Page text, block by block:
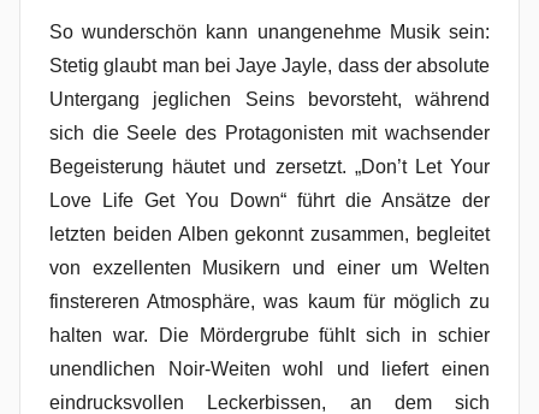
So wunderschön kann unangenehme Musik sein:
Stetig glaubt man bei Jaye Jayle, dass der absolute
Untergang jeglichen Seins bevorsteht, während
sich die Seele des Protagonisten mit wachsender
Begeisterung häutet und zersetzt. „Don’t Let Your
Love Life Get You Down“ führt die Ansätze der
letzten beiden Alben gekonnt zusammen, begleitet
von exzellenten Musikern und einer um Welten
finstereren Atmosphäre, was kaum für möglich zu
halten war. Die Mördergrube fühlt sich in schier
unendlichen Noir-Weiten wohl und liefert einen
eindrucksvollen Leckerbissen, an dem sich